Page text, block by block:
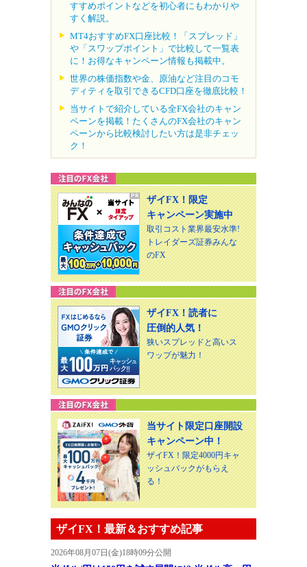
すすめポイントなどを初心者にもわかりや
すく解説。
MT4おすすめFX口座比較！「スプレッド」
や「スワップポイント」で比較して一覧表
に！お得なキャンペーン情報も掲載中。
世界の株価指数や金、原油など注目のコモ
ディティを取引できるCFD口座を徹底比較！
当サイトで紹介している全FX会社のキャン
ペーンを掲載！たくさんのFX会社のキャン
ペーンから比較検討したい方は是非チェッ
ク！
ザイFX！限定
キャンペーン実施中
取引コスト業界最安水準!
トレイダーズ証券みんな
のFX
ザイFX！読者に
圧倒的人気！
狭いスプレッドと高いス
ワップが魅力！
当サイト限定口座開設
キャンペーン中！
ザイFX！限定4000円キャ
ッシュバックがもらえ
る！
ザイFX！最新＆おすすめ記事
2026年08月07日(金)18時09分公開